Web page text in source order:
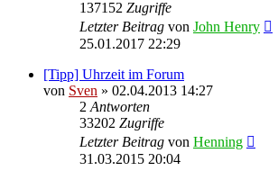
137152 Zugriffe
Letzter Beitrag von John Henry
25.01.2017 22:29
[Tipp] Uhrzeit im Forum
von Sven » 02.04.2013 14:27
2 Antworten
33202 Zugriffe
Letzter Beitrag von Henning
31.03.2015 20:04